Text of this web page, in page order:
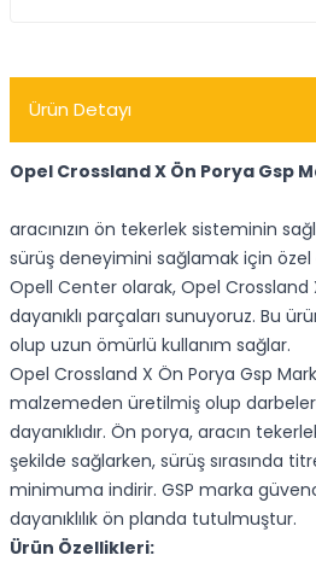
Ürün Detayı
Opel Crossland X Ön Porya Gsp
aracınızın ön tekerlek sisteminin
sürüş deneyimini sağlamak için özel
Opell Center olarak, Opel Crossland
dayanıklı parçaları sunuyoruz. Bu
olup uzun ömürlü kullanım sağlar.
Opel Crossland X Ön Porya Gsp
malzemeden üretilmiş olup
dayanıklıdır. Ön porya, aracın
şekilde sağlarken, sürüş sırasında
minimuma indirir. GSP marka
dayanıklılık ön planda tutulmuştur.
Ürün Özellikleri: